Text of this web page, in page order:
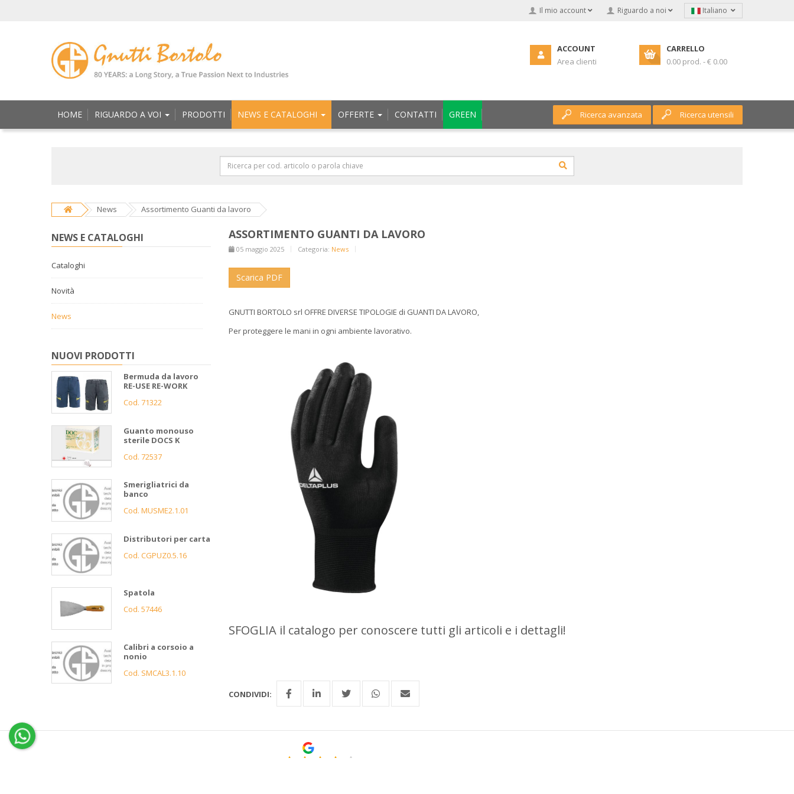
Il mio account Riguardo a noi Italiano
ACCOUNT
Area clienti
CARRELLO
0.00 prod. - € 0.00
HOME RIGUARDO A VOI PRODOTTI NEWS E CATALOGHI OFFERTE CONTATTI GREEN Ricerca avanzata Ricerca utensili
News Assortimento Guanti da lavoro
ASSORTIMENTO GUANTI DA LAVORO
05 maggio 2025 Categoria: News
Scarica PDF
GNUTTI BORTOLO srl OFFRE DIVERSE TIPOLOGIE di GUANTI DA LAVORO,
Per proteggere le mani in ogni ambiente lavorativo.
SFOGLIA il catalogo per conoscere tutti gli articoli e i dettagli!
CONDIVIDI:
NEWS E CATALOGHI
Cataloghi
Novità
News
NUOVI PRODOTTI
Bermuda da lavoro
RE-USE RE-WORK
Cod. 71322
Guanto monouso
sterile DOCS K
Cod. 72537
Smerigliatrici da
banco
Cod. MUSME2.1.01
Distributori per carta
Cod. CGPUZ0.5.16
Spatola
Cod. 57446
Calibri a corsoio a
nonio
Cod. SMCAL3.1.10